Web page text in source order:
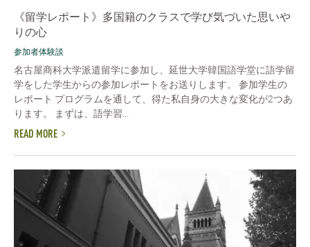
《留学レポート》多国籍のクラスで学び気づいた思いや
りの心
参加者体験談
名古屋商科大学派遣留学に参加し、延世大学韓国語学堂に語学留
学をした学生からの参加レポートをお送りします。 参加学生の
レポート プログラムを通して、得た私自身の大きな変化が2つあ
ります。 まずは、語学習...
READ MORE